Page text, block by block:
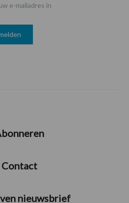
e-mailadres in
Contact
nieuwsbrief